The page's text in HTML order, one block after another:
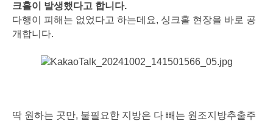
크홀이 발생했다고 합니다.
다행이 피해는 없었다고 하는데요, 싱크홀 현장을 바로 공
개합니다.
딱 원하는 곳만, 불필요한 지방은 다 빼는 원조지방추출주